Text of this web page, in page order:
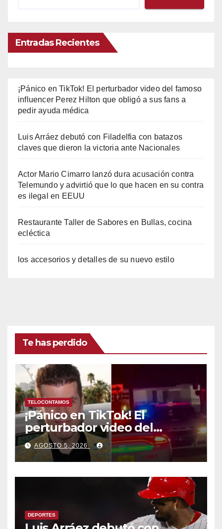
Entradas Recientes
¡Pánico en TikTok! El perturbador video del famoso
influencer Perez Hilton que obligó a sus fans a
pedir ayuda médica
Luis Arráez debutó con Filadelfia con batazos
claves que dieron la victoria ante Nacionales
Actor Mario Cimarro lanzó dura acusación contra
Telemundo y advirtió que lo que hacen en su contra
es ilegal en EEUU
Restaurante Taller de Sabores en Bullas, cocina
ecléctica
los accesorios y detalles de su nuevo estilo
Te has perdido
TELOCONTAMOS
¡Pánico en TikTok! El
perturbador video del
famoso influencer Perez
Hilton que obligó a sus fans a
pedir ayuda médica
AGOSTO 5, 2026
DEPORTES